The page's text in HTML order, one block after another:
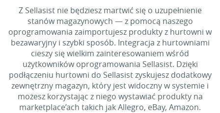
Z Sellasist nie będziesz martwić się o uzupełnienie
stanów magazynowych — z pomocą naszego
oprogramowania zaimportujesz produkty z hurtowni w
bezawaryjny i szybki sposób. Integracja z hurtowniami
cieszy się wielkim zainteresowaniem wśród
użytkowników oprogramowania Sellasist. Dzięki
podłączeniu hurtowni do Sellasist zyskujesz dodatkowy
zewnętrzny magazyn, który jest widoczny w systemie i
możesz korzystając z niego wystawiać produkty na
marketplace’ach takich jak Allegro, eBay, Amazon.